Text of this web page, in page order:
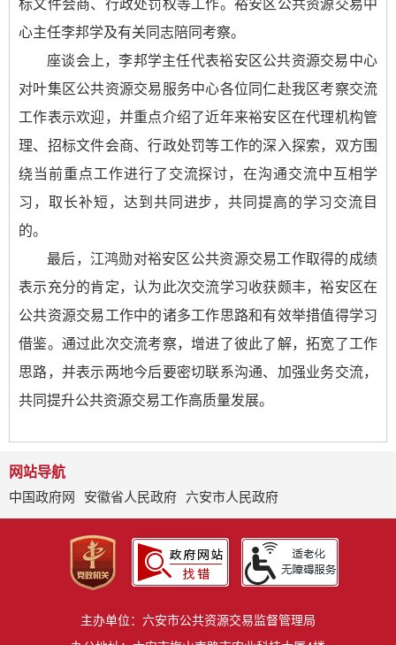
标文件会商、行政处罚权等工作。裕安区公共资源交易中
心主任李邦学及有关同志陪同考察。
座谈会上，李邦学主任代表裕安区公共资源交易中心
对叶集区公共资源交易服务中心各位同仁赴我区考察交流
工作表示欢迎，并重点介绍了近年来裕安区在代理机构管
理、招标文件会商、行政处罚等工作的深入探索，双方围
绕当前重点工作进行了交流探讨，在沟通交流中互相学
习，取长补短，达到共同进步，共同提高的学习交流目
的。
最后，江鸿勋对裕安区公共资源交易工作取得的成绩
表示充分的肯定，认为此次交流学习收获颇丰，裕安区在
公共资源交易工作中的诸多工作思路和有效举措值得学习
借鉴。通过此次交流考察，增进了彼此了解，拓宽了工作
思路，并表示两地今后要密切联系沟通、加强业务交流，
共同提升公共资源交易工作高质量发展。
网站导航
中国政府网
安徽省人民政府 六安市人民政府
主办单位：六安市公共资源交易监督管理局